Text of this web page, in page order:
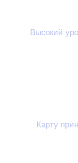
Высокий
Карту